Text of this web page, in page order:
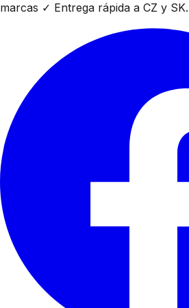
marcas ✓ Entrega rápida a CZ y SK.